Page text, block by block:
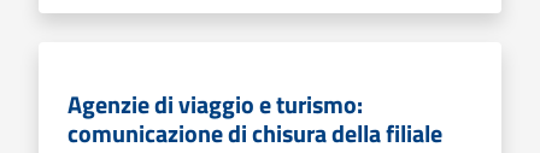
Agenzie di viaggio e turismo:
comunicazione di chisura della filiale